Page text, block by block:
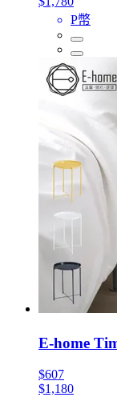
P幣
E-home
$607
$1,180